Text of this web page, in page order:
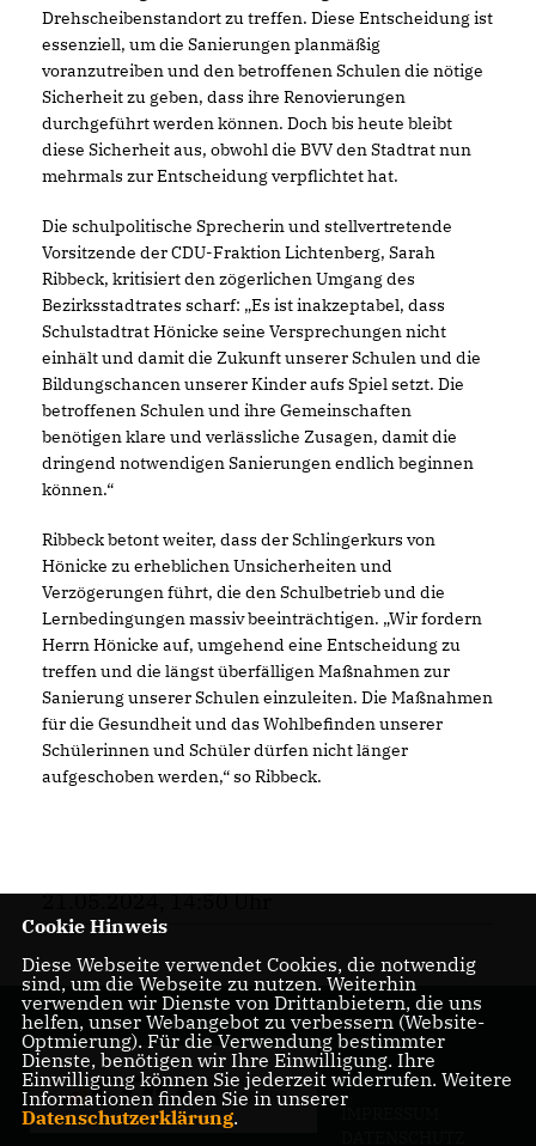
Drehscheibenstandort zu treffen. Diese Entscheidung ist
essenziell, um die Sanierungen planmäßig
voranzutreiben und den betroffenen Schulen die nötige
Sicherheit zu geben, dass ihre Renovierungen
durchgeführt werden können. Doch bis heute bleibt
diese Sicherheit aus, obwohl die BVV den Stadtrat nun
mehrmals zur Entscheidung verpflichtet hat.
Die schulpolitische Sprecherin und stellvertretende
Vorsitzende der CDU-Fraktion Lichtenberg, Sarah
Ribbeck, kritisiert den zögerlichen Umgang des
Bezirksstadtrates scharf: „Es ist inakzeptabel, dass
Schulstadtrat Hönicke seine Versprechungen nicht
einhält und damit die Zukunft unserer Schulen und die
Bildungschancen unserer Kinder aufs Spiel setzt. Die
betroffenen Schulen und ihre Gemeinschaften
benötigen klare und verlässliche Zusagen, damit die
dringend notwendigen Sanierungen endlich beginnen
können.“
Ribbeck betont weiter, dass der Schlingerkurs von
Hönicke zu erheblichen Unsicherheiten und
Verzögerungen führt, die den Schulbetrieb und die
Lernbedingungen massiv beeinträchtigen. „Wir fordern
Herrn Hönicke auf, umgehend eine Entscheidung zu
treffen und die längst überfälligen Maßnahmen zur
Sanierung unserer Schulen einzuleiten. Die Maßnahmen
für die Gesundheit und das Wohlbefinden unserer
Schülerinnen und Schüler dürfen nicht länger
aufgeschoben werden,“ so Ribbeck.
21.05.2024, 14:50 Uhr
Cookie Hinweis
Diese Webseite verwendet Cookies, die notwendig
sind, um die Webseite zu nutzen. Weiterhin
verwenden wir Dienste von Drittanbietern, die uns
helfen, unser Webangebot zu verbessern (Website-
Optmierung). Für die Verwendung bestimmter
Dienste, benötigen wir Ihre Einwilligung. Ihre
Einwilligung können Sie jederzeit widerrufen. Weitere
Informationen finden Sie in unserer
Datenschutzerklärung.